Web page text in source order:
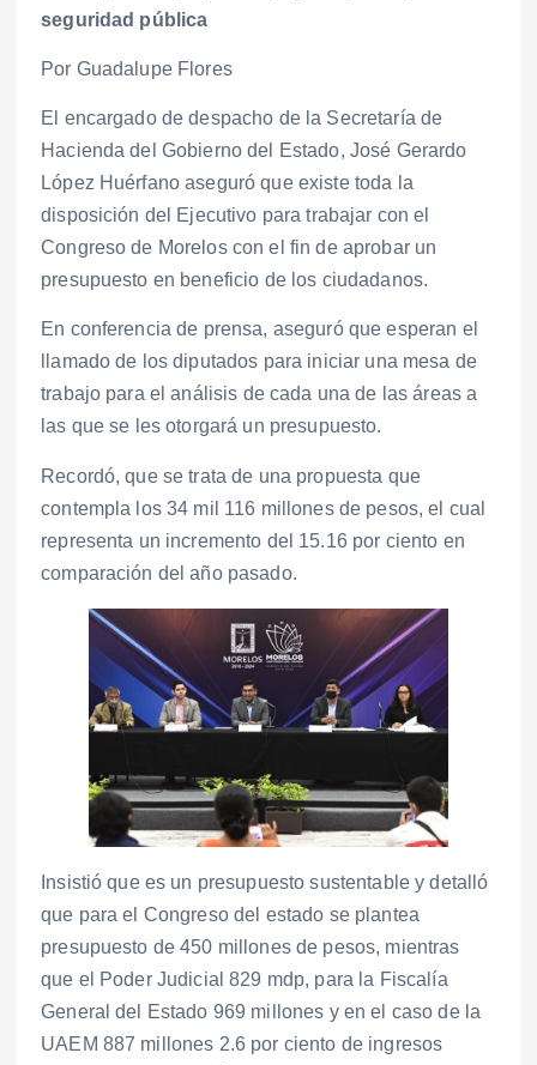
seguridad pública
Por Guadalupe Flores
El encargado de despacho de la Secretaría de
Hacienda del Gobierno del Estado, José Gerardo
López Huérfano aseguró que existe toda la
disposición del Ejecutivo para trabajar con el
Congreso de Morelos con el fin de aprobar un
presupuesto en beneficio de los ciudadanos.
En conferencia de prensa, aseguró que esperan el
llamado de los diputados para iniciar una mesa de
trabajo para el análisis de cada una de las áreas a
las que se les otorgará un presupuesto.
Recordó, que se trata de una propuesta que
contempla los 34 mil 116 millones de pesos, el cual
representa un incremento del 15.16 por ciento en
comparación del año pasado.
Insistió que es un presupuesto sustentable y detalló
que para el Congreso del estado se plantea
presupuesto de 450 millones de pesos, mientras
que el Poder Judicial 829 mdp, para la Fiscalía
General del Estado 969 millones y en el caso de la
UAEM 887 millones 2.6 por ciento de ingresos